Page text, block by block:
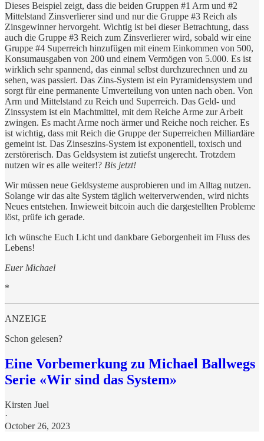
Dieses Beispiel zeigt, dass die beiden Gruppen #1 Arm und #2
Mittelstand Zinsverlierer sind und nur die Gruppe #3 Reich als
Zinsgewinner hervorgeht. Wichtig ist bei dieser Betrachtung, dass
auch die Gruppe #3 Reich zum Zinsverlierer wird, sobald wir eine
Gruppe #4 Superreich hinzufügen mit einem Einkommen von 500,
Konsumausgaben von 200 und einem Vermögen von 5.000. Es ist
wirklich sehr spannend, das einmal selbst durchzurechnen und zu
sehen, was passiert. Das Zins-System ist ein Pyramidensystem und
sorgt für eine permanente Umverteilung von unten nach oben. Von
Arm und Mittelstand zu Reich und Superreich. Das Geld- und
Zinssystem ist ein Machtmittel, mit dem Reiche Arme zur Arbeit
zwingen. Es macht Arme noch ärmer und Reiche noch reicher. Es
ist wichtig, dass mit Reich die Gruppe der Superreichen Milliardäre
gemeint ist. Das Zinseszins-System ist exponentiell, toxisch und
zerstörerisch. Das Geldsystem ist zutiefst ungerecht. Trotzdem
nutzen wir es alle weiter!? Bis jetzt!
Wir müssen neue Geldsysteme ausprobieren und im Alltag nutzen.
Solange wir das alte System täglich weiterverwenden, wird nichts
Neues entstehen. Inwieweit bitcoin auch die dargestellten Probleme
löst, prüfe ich gerade.
Ich wünsche Euch Licht und dankbare Geborgenheit im Fluss des
Lebens!
Euer Michael
*
ANZEIGE
Schon gelesen?
Eine Vorbemerkung zu Michael Ballwegs
Serie «Wir sind das System»
Kirsten Juel
·
October 26, 2023